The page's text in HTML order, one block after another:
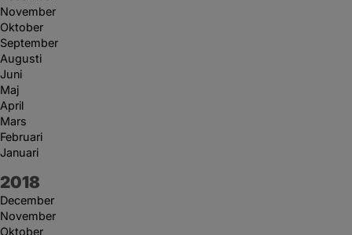
November
Oktober
September
Augusti
Juni
Maj
April
Mars
Februari
Januari
År:
2018
December
November
Oktober